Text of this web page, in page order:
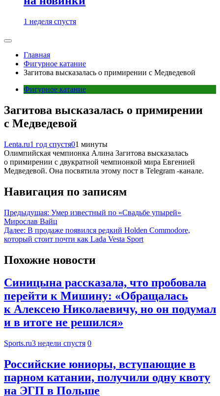
1 неделя спустя
Главная
Фигурное катание
Загитова высказалась о примирении с Медведевой
Фигурное катание
Загитова высказалась о примирении
с Медведевой
Lenta.ru1 год спустя01 минуты
Олимпийская чемпионка Алина Загитова высказалась
о примирении с двукратной чемпионкой мира Евгенией
Медведевой. Она посвятила этому пост в Telegram -канале.
Навигация по записям
Предыдущая: Умер известный по «Свадьбе упырей»
Мирослав Вайц
Далее: В продаже появился редкий Holden Commodore,
который стоит почти как Lada Vesta Sport
Похожие новости
Синицына рассказала, что пробовала
перейти к Мишину: «Обращалась
к Алексею Николаевичу, но он подумал
и в итоге не решился»
Sports.ru3 недели спустя 0
Российские юниоры, вступающие в
парном катании, получили одну квоту
на ЭГП в Польше